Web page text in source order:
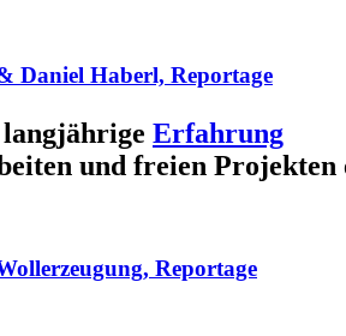
Daniel Haberl, Reportage
Erfahrung
und freien Projekten
Reportage